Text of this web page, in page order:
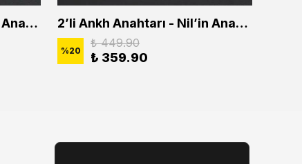
2'li Ankh Anahtarı - Nil'in Anahtarı Erkek Kadın Kolye Seti 2’li Ankh Anahtarı - Nil’in Anahtarı Erkek Kadın Kolye Seti
%20
₺ 449.90
₺ 359.90